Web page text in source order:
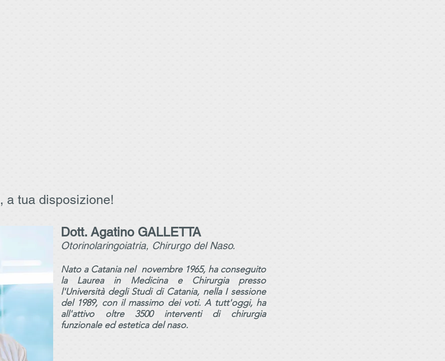
a tua disposizione!
Dott. Agatino GALLETTA
Otorinolaringoiatria, Chirurgo del Naso.
Nato a Catania nel novembre 1965, ha conseguito
la Laurea in Medicina e Chirurgia presso
l'Università degli Studi di Catania, nella I sessione
del 1989, con il massimo dei voti.A tutt'oggi, ha
all'attivo oltre 3500 interventi di chirurgia
funzionale ed estetica del naso.